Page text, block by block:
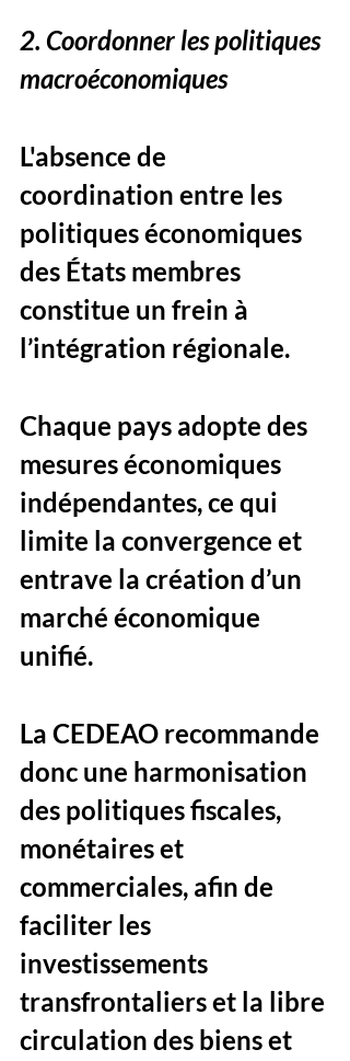
2. Coordonner les politiques
macroéconomiques
L'absence de
coordination entre les
politiques économiques
des États membres
constitue un frein à
l’intégration régionale.
Chaque pays adopte des
mesures économiques
indépendantes, ce qui
limite la convergence et
entrave la création d’un
marché économique
unifié.
La CEDEAO recommande
donc une harmonisation
des politiques fiscales,
monétaires et
commerciales, afin de
faciliter les
investissements
transfrontaliers et la libre
circulation des biens et